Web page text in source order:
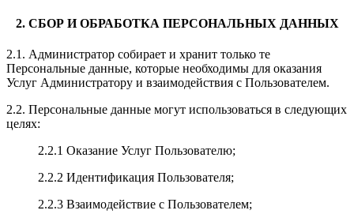
2. СБОР И ОБРАБОТКА ПЕРСОНАЛЬНЫХ ДАННЫХ
2.1. Администратор собирает и хранит только те
Персональные данные, которые необходимы для оказания
Услуг Администратору и взаимодействия с Пользователем.
2.2. Персональные данные могут использоваться в следующих
целях:
2.2.1 Оказание Услуг Пользователю;
2.2.2 Идентификация Пользователя;
2.2.3 Взаимодействие с Пользователем;